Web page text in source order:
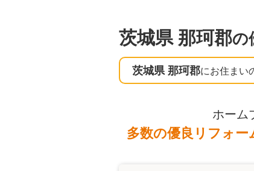
茨城県 那珂郡の
茨城県 那珂郡にお住まい
ホーム
多数の優良リフォー